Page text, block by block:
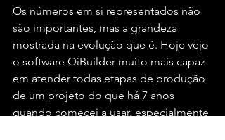
Os números em si representados não
são importantes, mas a grandeza
mostrada na evolução que é. Hoje vejo
o software QiBuilder muito mais capaz
em atender todas etapas de produção
de um projeto do que há 7 anos
quando comecei a usar, especialmente